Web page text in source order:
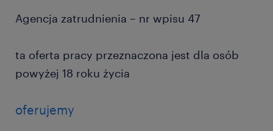
Agencja zatrudnienia – nr wpisu 47
ta oferta pracy przeznaczona jest dla osób
powyżej 18 roku życia
oferujemy